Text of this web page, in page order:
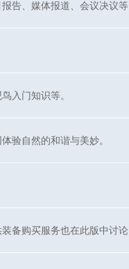
告、媒体报道、会议决议
入门知识等。
验自然的和谐与美妙。
备购买服务也在此版中讨